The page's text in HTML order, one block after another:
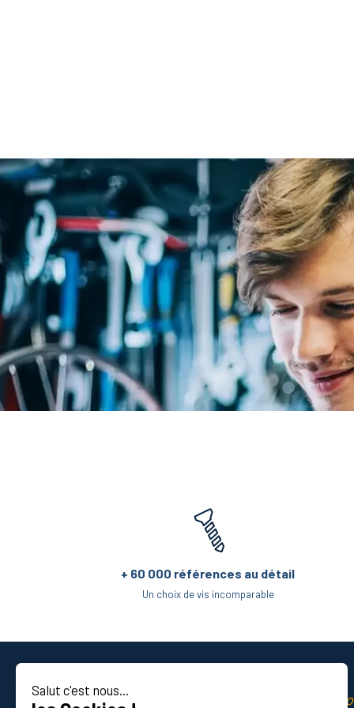
Salut c'est nous...
+ 60 000 références au détail
Un choix de vis incomparable
La qualité